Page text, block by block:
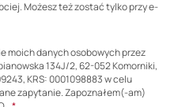
Możesz też zostać tylko przy e-
moich danych osobowych przez
134J/2, 62-052 Komorniki,
KRS: 0001098883 w celu
zapytanie. Zapoznałem(-am)